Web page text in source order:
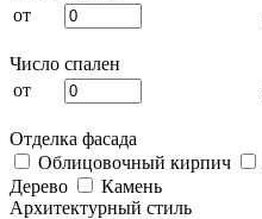
от
Число спален
от
Отделка фасада
Облицовочный кирпич
Дерево
Камень
Архитектурный стиль